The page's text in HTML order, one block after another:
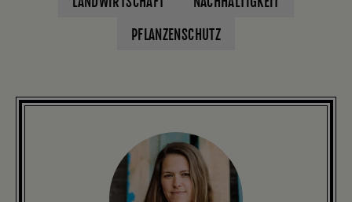
PFLANZENSCHUTZ